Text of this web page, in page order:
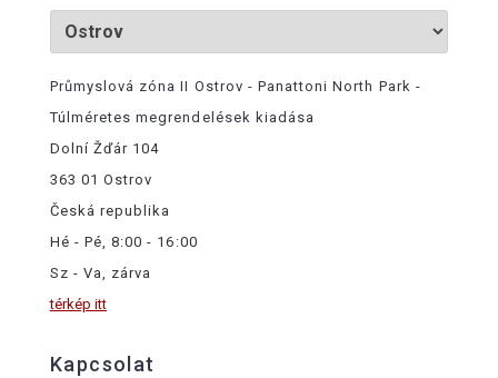
Průmyslová zóna II Ostrov - Panattoni North Park -
Túlméretes megrendelések kiadása
Dolní Žďár 104
363 01 Ostrov
Česká republika
Hé - Pé, 8:00 - 16:00
Sz - Va, zárva
térkép itt
Kapcsolat